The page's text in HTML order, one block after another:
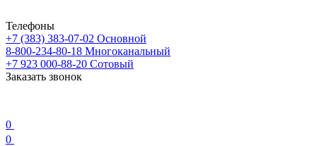
Телефоны
+7 (383) 383-07-02 Основной
8-800-234-80-18 Многоканальный
+7 923 000-88-20 Сотовый
Заказать звонок
0
0